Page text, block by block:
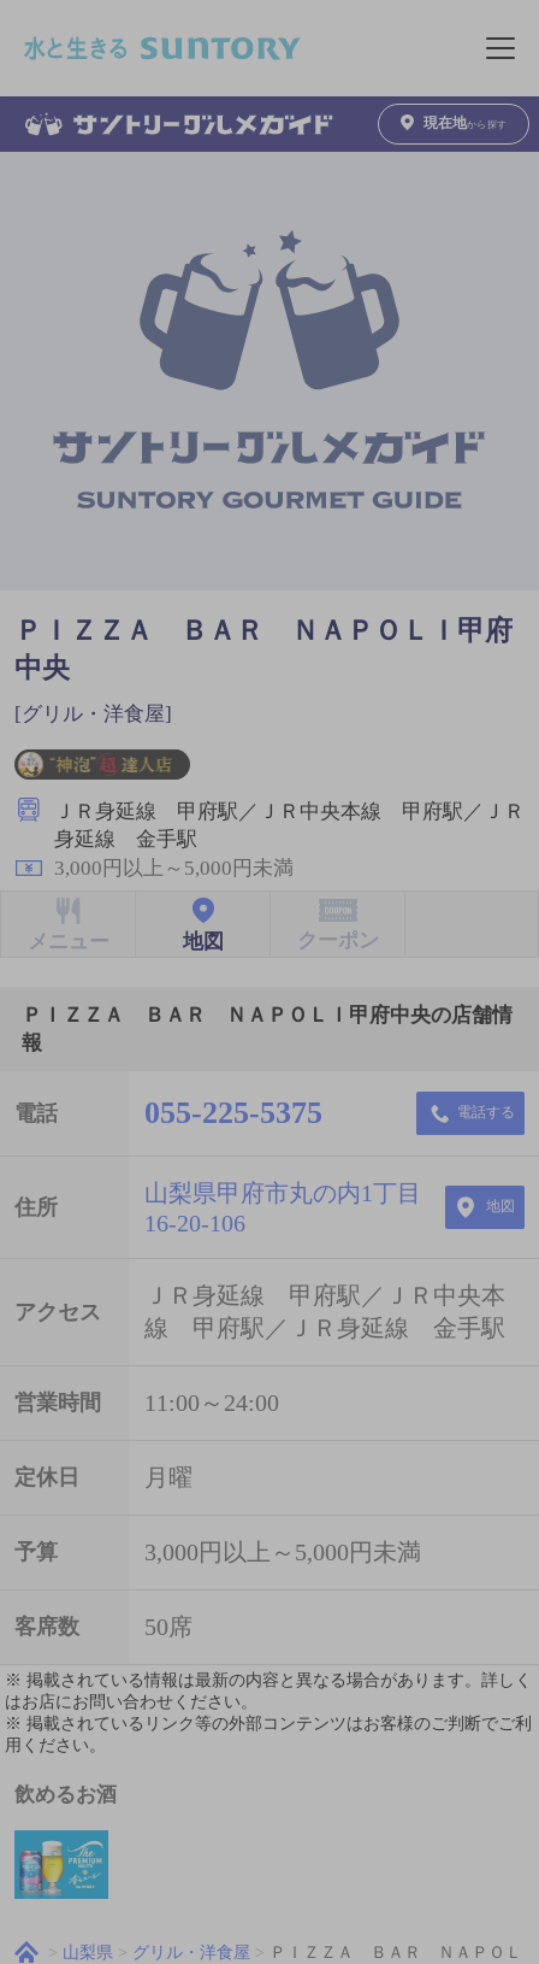
メニュ
現在地から探す
ＰＩＺＺＡ ＢＡＲ ＮＡＰＯＬＩ甲府
中央
[グリル・洋食屋]
ＪＲ身延線 甲府駅／ＪＲ中央本線 甲府駅／ＪＲ
身延線 金手駅
3,000円以上～5,000円未満
メニュー 地図 クーポン
ＰＩＺＺＡ ＢＡＲ ＮＡＰＯＬＩ甲府中央の店舗情
報
電話 055-225-5375 電話する
住所
山梨県甲府市丸の内1丁目
16-20-106
地図
アクセス
ＪＲ身延線 甲府駅／ＪＲ中央本
線 甲府駅／ＪＲ身延線 金手駅
営業時間 11:00～24:00
定休日 月曜
予算 3,000円以上～5,000円未満
客席数 50席
※ 掲載されている情報は最新の内容と異なる場合があります。詳しく
はお店にお問い合わせください。
※ 掲載されているリンク等の外部コンテンツはお客様のご判断でご利
用ください。
飲めるお酒
山梨県 グリル・洋食屋
ＰＩＺＺＡ ＢＡＲ ＮＡＰＯＬ